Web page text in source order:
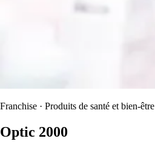
Franchise · Produits de santé et bien-être
Optic 2000